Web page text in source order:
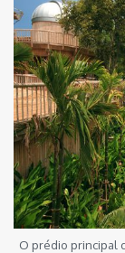
O prédio principal